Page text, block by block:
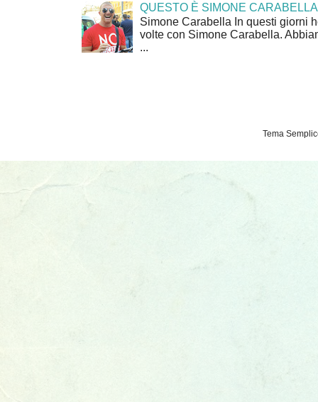
QUESTO È SIMONE CARABELLA
Simone Carabella In questi giorni
volte con Simone Carabella.
...
Tema